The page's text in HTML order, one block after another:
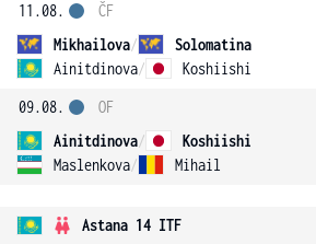
11.08.
Mikhailova/
Solomatina
Ainitdinova/ Koshiishi
ČF
09.08.
Ainitdinova/
Koshiishi
Maslenkova/ Mihail
OF
Astana 14 ITF